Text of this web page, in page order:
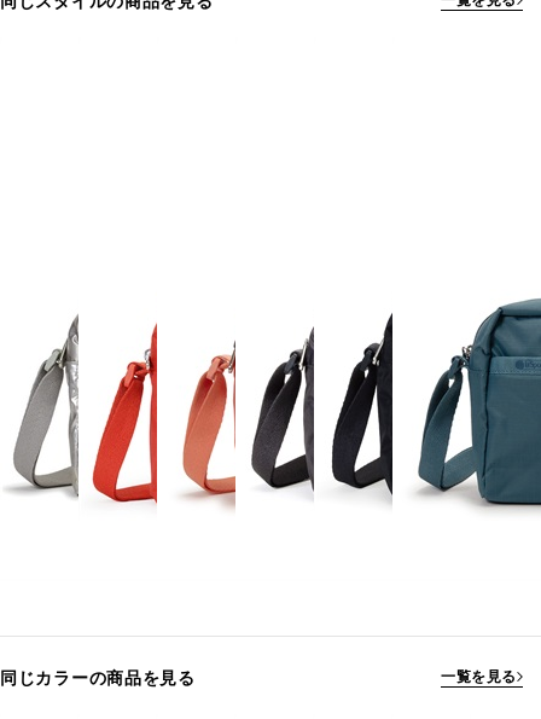
同じカラーの商品を見る 一覧を見る